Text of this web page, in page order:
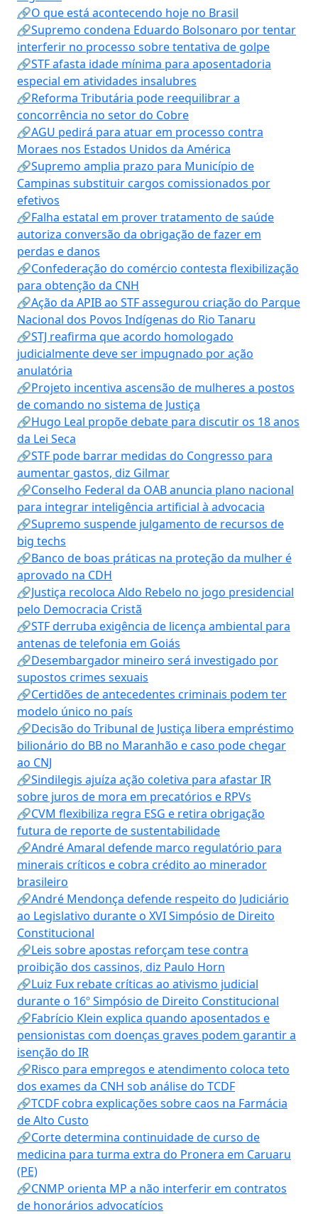
🔗O que está acontecendo hoje no Brasil
🔗Supremo condena Eduardo Bolsonaro por tentar
interferir no processo sobre tentativa de golpe
🔗STF afasta idade mínima para aposentadoria
especial em atividades insalubres
🔗Reforma Tributária pode reequilibrar a
concorrência no setor do Cobre
🔗AGU pedirá para atuar em processo contra
Moraes nos Estados Unidos da América
🔗Supremo amplia prazo para Município de
Campinas substituir cargos comissionados por
efetivos
🔗Falha estatal em prover tratamento de saúde
autoriza conversão da obrigação de fazer em
perdas e danos
🔗Confederação do comércio contesta flexibilização
para obtenção da CNH
🔗Ação da APIB ao STF assegurou criação do Parque
Nacional dos Povos Indígenas do Rio Tanaru
🔗STJ reafirma que acordo homologado
judicialmente deve ser impugnado por ação
anulatória
🔗Projeto incentiva ascensão de mulheres a postos
de comando no sistema de Justiça
🔗Hugo Leal propõe debate para discutir os 18 anos
da Lei Seca
🔗STF pode barrar medidas do Congresso para
aumentar gastos, diz Gilmar
🔗Conselho Federal da OAB anuncia plano nacional
para integrar inteligência artificial à advocacia
🔗Supremo suspende julgamento de recursos de
big techs
🔗Banco de boas práticas na proteção da mulher é
aprovado na CDH
🔗Justiça recoloca Aldo Rebelo no jogo presidencial
pelo Democracia Cristã
🔗STF derruba exigência de licença ambiental para
antenas de telefonia em Goiás
🔗Desembargador mineiro será investigado por
supostos crimes sexuais
🔗Certidões de antecedentes criminais podem ter
modelo único no país
🔗Decisão do Tribunal de Justiça libera empréstimo
bilionário do BB no Maranhão e caso pode chegar
ao CNJ
🔗Sindilegis ajuíza ação coletiva para afastar IR
sobre juros de mora em precatórios e RPVs
🔗CVM flexibiliza regra ESG e retira obrigação
futura de reporte de sustentabilidade
🔗André Amaral defende marco regulatório para
minerais críticos e cobra crédito ao minerador
brasileiro
🔗André Mendonça defende respeito do Judiciário
ao Legislativo durante o XVI Simpósio de Direito
Constitucional
🔗Leis sobre apostas reforçam tese contra
proibição dos cassinos, diz Paulo Horn
🔗Luiz Fux rebate críticas ao ativismo judicial
durante o 16º Simpósio de Direito Constitucional
🔗Fabrício Klein explica quando aposentados e
pensionistas com doenças graves podem garantir a
isenção do IR
🔗Risco para empregos e atendimento coloca teto
dos exames da CNH sob análise do TCDF
🔗TCDF cobra explicações sobre caos na Farmácia
de Alto Custo
🔗Corte determina continuidade de curso de
medicina para turma extra do Pronera em Caruaru
(PE)
🔗CNMP orienta MP a não interferir em contratos
de honorários advocatícios